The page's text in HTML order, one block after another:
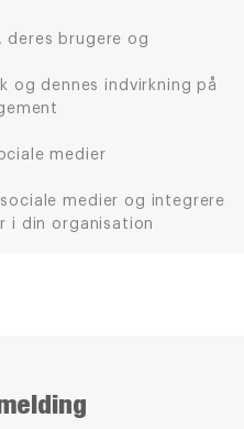
deres brugere og
og dennes indvirkning på
medier
medier og integrere
i din organisation